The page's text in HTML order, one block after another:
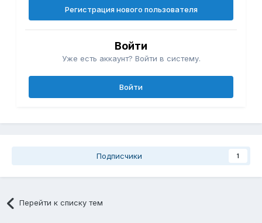
Регистрация нового пользователя
Войти
Уже есть аккаунт? Войти в систему.
Войти
Подписчики 1
Перейти к списку тем